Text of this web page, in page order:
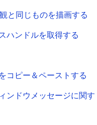
と同じものを描画する
ハンドルを取得する
コピー＆ペーストする
ンドウメッセージに関す